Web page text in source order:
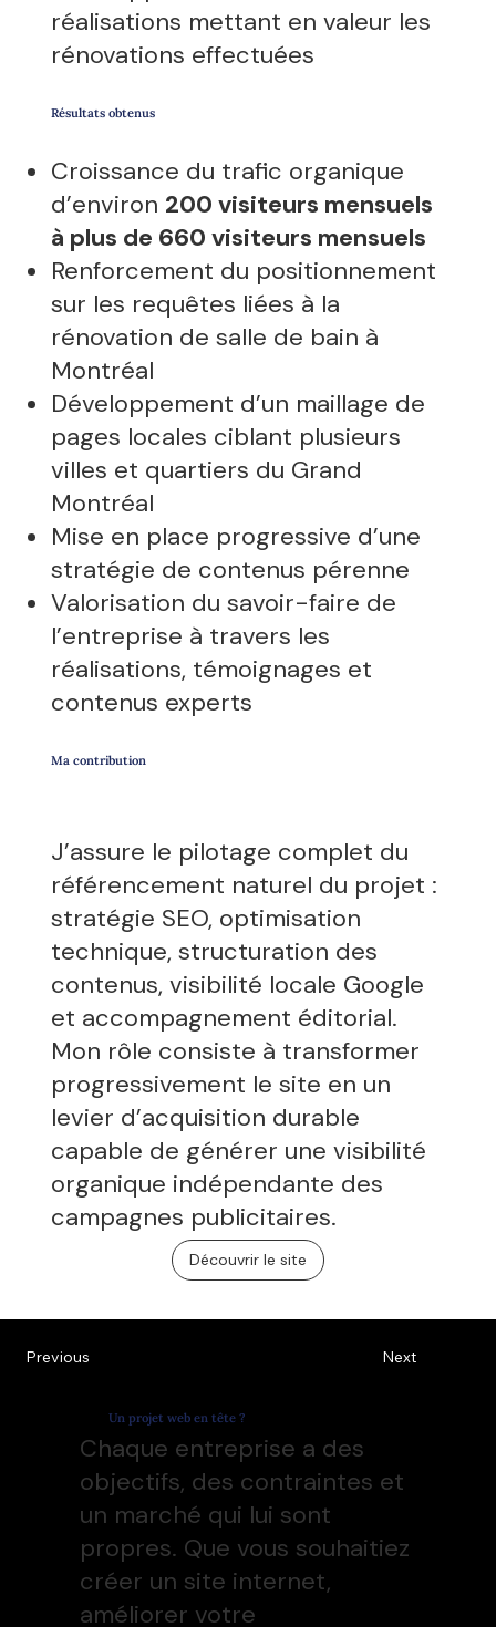
réalisations mettant en valeur les
rénovations effectuées
Résultats obtenus
Croissance du trafic organique
d’environ 200 visiteurs mensuels
à plus de 660 visiteurs mensuels
Renforcement du positionnement
sur les requêtes liées à la
rénovation de salle de bain à
Montréal
Développement d’un maillage de
pages locales ciblant plusieurs
villes et quartiers du Grand
Montréal
Mise en place progressive d’une
stratégie de contenus pérenne
Valorisation du savoir-faire de
l’entreprise à travers les
réalisations, témoignages et
contenus experts
Ma contribution
J’assure le pilotage complet du
référencement naturel du projet :
stratégie SEO, optimisation
technique, structuration des
contenus, visibilité locale Google
et accompagnement éditorial.
Mon rôle consiste à transformer
progressivement le site en un
levier d’acquisition durable
capable de générer une visibilité
organique indépendante des
campagnes publicitaires.
Découvrir le site
Next
Previous
Un projet web en tête ?
Chaque entreprise a des
objectifs, des contraintes et
un marché qui lui sont
propres. Que vous souhaitiez
créer un site internet,
améliorer votre